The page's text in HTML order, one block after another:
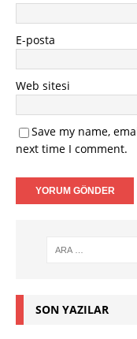
E-posta
Web sitesi
Save my name,
next time I comment.
SON YAZILAR